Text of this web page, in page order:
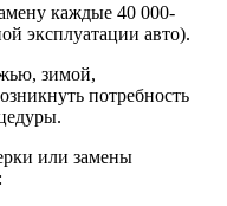
каждые 40 000-
эксплуатации авто).
зимой,
потребность
или замены